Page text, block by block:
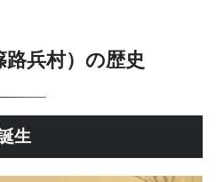
路兵村）の歴史
生